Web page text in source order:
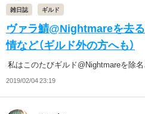
雑日誌 ギルド
ヴァラ鯖@Nightmareを去る
情など（ギルド外の方へも）
私はこのたびギルド@Nightmareを除名
2019/02/04 23:19